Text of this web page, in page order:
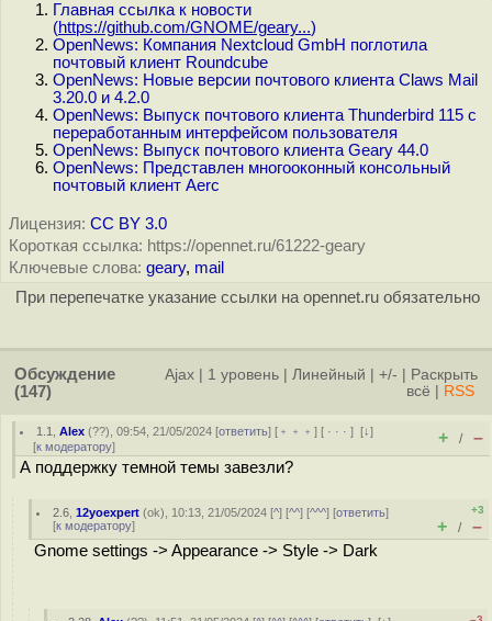
Главная ссылка к новости
(https://github.com/GNOME/geary...)
OpenNews: Компания Nextcloud GmbH поглотила
почтовый клиент Roundcube
OpenNews: Новые версии почтового клиента Claws Mail
3.20.0 и 4.2.0
OpenNews: Выпуск почтового клиента Thunderbird 115 c
переработанным интерфейсом пользователя
OpenNews: Выпуск почтового клиента Geary 44.0
OpenNews: Представлен многооконный консольный
почтовый клиент Aerc
Лицензия: CC BY 3.0
Короткая ссылка: https://opennet.ru/61222-geary
Ключевые слова: geary, mail
При перепечатке указание ссылки на opennet.ru обязательно
Обсуждение
(147)
Ajax 1 уровень Линейный +/-
Раскрыть
всё
RSS
1.1 ,Alex (??), 09:54, 21/05/2024 [ответить] [ ﹢﹢﹢] [ · · ·][↓]
[к модератору] + / –
А поддержку темной темы завезли?
2.6 ,12yoexpert (ok), 10:13, 21/05/2024 [^] [^^] [^^^] [ответить]
[к модератору]
+3
+ / –
Gnome settings -> Appearance -> Style -> Dark